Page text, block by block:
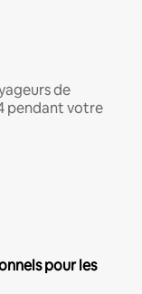
de
pendant votre
pour les